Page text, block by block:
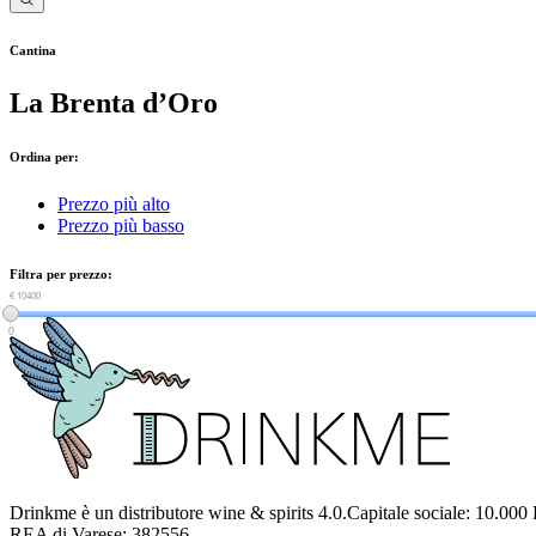
Cantina
La Brenta d’Oro
Ordina per:
Prezzo più alto
Prezzo più basso
Filtra per prezzo:
€ 0
€ 10400
0
Drinkme è un distributore wine & spirits 4.0.Capitale sociale: 10.000